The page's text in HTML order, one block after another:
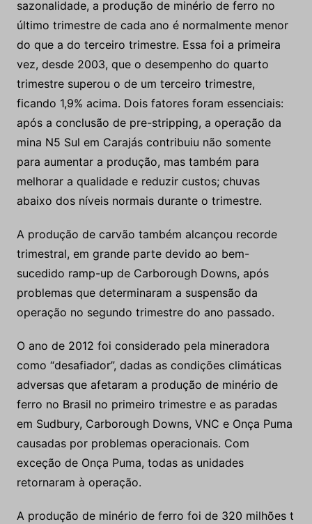
sazonalidade, a produção de minério de ferro no
último trimestre de cada ano é normalmente menor
do que a do terceiro trimestre. Essa foi a primeira
vez, desde 2003, que o desempenho do quarto
trimestre superou o de um terceiro trimestre,
ficando 1,9% acima. Dois fatores foram essenciais:
após a conclusão de pre-stripping, a operação da
mina N5 Sul em Carajás contribuiu não somente
para aumentar a produção, mas também para
melhorar a qualidade e reduzir custos; chuvas
abaixo dos níveis normais durante o trimestre.
A produção de carvão também alcançou recorde
trimestral, em grande parte devido ao bem-
sucedido ramp-up de Carborough Downs, após
problemas que determinaram a suspensão da
operação no segundo trimestre do ano passado.
O ano de 2012 foi considerado pela mineradora
como “desafiador”, dadas as condições climáticas
adversas que afetaram a produção de minério de
ferro no Brasil no primeiro trimestre e as paradas
em Sudbury, Carborough Downs, VNC e Onça Puma
causadas por problemas operacionais. Com
exceção de Onça Puma, todas as unidades
retornaram à operação.
A produção de minério de ferro foi de 320 milhões t